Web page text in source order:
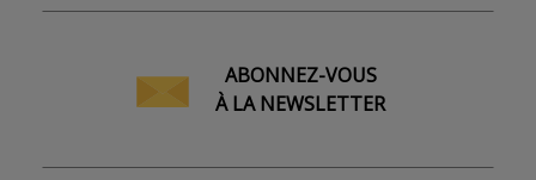
ABONNEZ-VOUS
À LA NEWSLETTER